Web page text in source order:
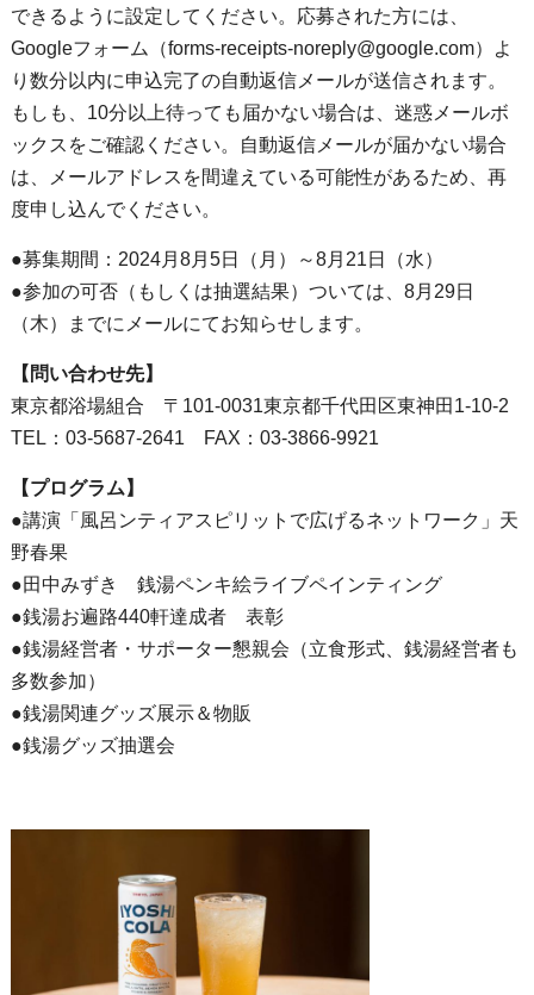
できるように設定してください。応募された方には、
Googleフォーム（forms-receipts-noreply@google.com）よ
り数分以内に申込完了の自動返信メールが送信されます。
もしも、10分以上待っても届かない場合は、迷惑メールボ
ックスをご確認ください。自動返信メールが届かない場合
は、メールアドレスを間違えている可能性があるため、再
度申し込んでください。
●募集期間：2024月8月5日（月）～8月21日（水）
●参加の可否（もしくは抽選結果）ついては、8月29日
（木）までにメールにてお知らせします。
【問い合わせ先】
東京都浴場組合 〒101-0031東京都千代田区東神田1-10-2
TEL：03-5687-2641 FAX：03-3866-9921
【プログラム】
●講演「風呂ンティアスピリットで広げるネットワーク」天
野春果
●田中みずき 銭湯ペンキ絵ライブペインティング
●銭湯お遍路440軒達成者 表彰
●銭湯経営者・サポーター懇親会（立食形式、銭湯経営者も
多数参加）
●銭湯関連グッズ展示＆物販
●銭湯グッズ抽選会